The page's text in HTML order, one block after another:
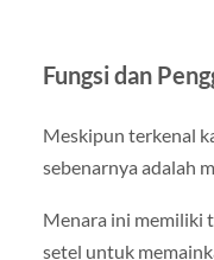
Fungsi dan
Meskipun terkenal
sebenarnya adalah
Menara ini memiliki
setel untuk